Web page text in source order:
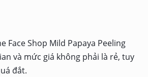
Face Shop Mild Papaya Peeling
và mức giá không phải là rẻ, tuy
đắt.